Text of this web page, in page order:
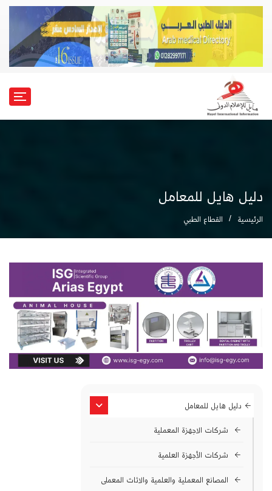
دليل هايل للمعامل
الرئيسية القطاع الطبي
دليل هايل للمعامل
شركات الاجهزة المعملية
شركات الأجهزة العلمية
المصانع المعملية والعلمية والاثاث المعملى